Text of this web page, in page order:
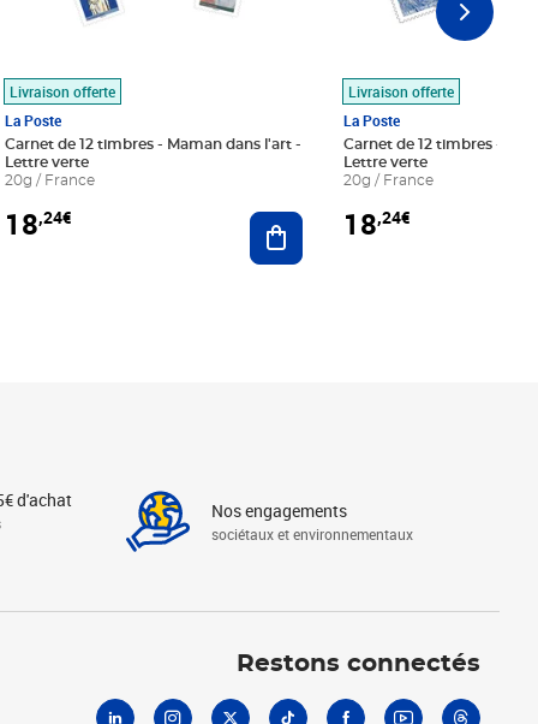
au panier
Livraison offerte
La Poste
Carnet de 12 timbres - Maman dans l'art -
Lettre verte
20g / France
18,24€ Ajouter au panier
Livraison offerte
La Poste
Carnet de 12 timbres - Le
Lettre verte
20g / France
18,24€
d'achat Nos engagements
sociétaux et environnementaux
Restons connectés